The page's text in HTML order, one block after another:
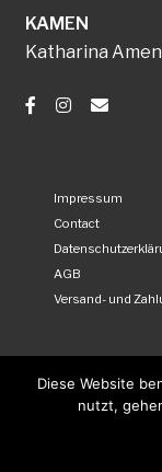
KAMEN
Katharina
Impressum
Contact
AGB
Versand- und
Diese Website
nutzt,